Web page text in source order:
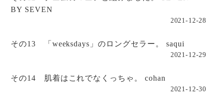
BY SEVEN
2021-12-28
その13 「weeksdays」のロングセラー。 saqui
2021-12-29
その14 肌着はこれでなくっちゃ。 cohan
2021-12-30